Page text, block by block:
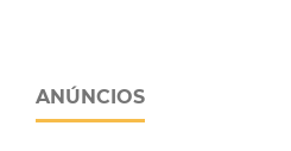
ANÚNCIOS